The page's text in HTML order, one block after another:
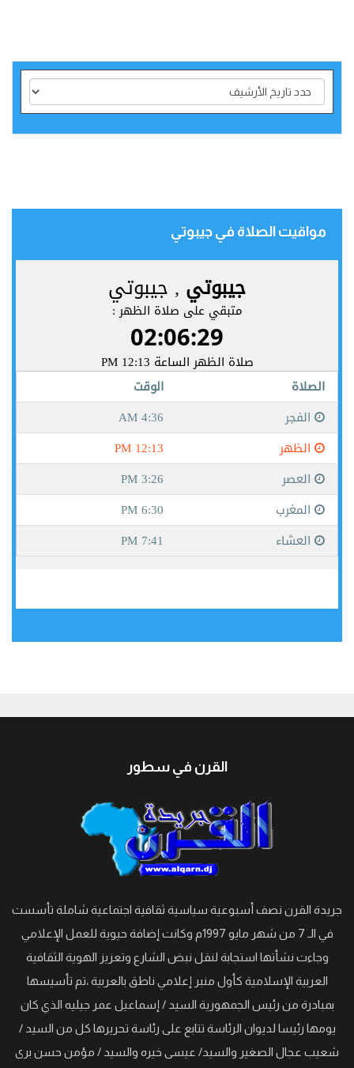
مواقيت الصلاة في جيبوتي‎
القرن في سطور
جريدة القرن نصف أسبوعية سياسية ثقافية اجتماعية شاملة تأسست
في الـ 7 من شهر مايو 1997م وكانت إضافة حيوية للعمل الإعلامي
وجاءت نشأتها استجابة لنقل نبض الشارع وتعزيز الهوية الثقافية
العربية الإسلامية كأول منبر إعلامي ناطق بالعربية ،تم تأسيسها
بمبادرة من رئيس الجمهورية السيد / إسماعيل عمر جيليه الذي كان
يومها رئيسا لديوان الرئاسة تتابع على رئاسة تحريرها كل من السيد /
شعيب عجال الصغير والسيد/ عيسى خيره والسيد / مؤمن حسن برى